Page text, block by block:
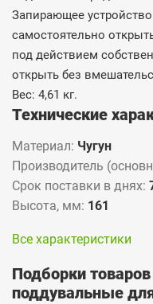
Запирающее
самостоятельно
под действием
открыть без
Вес: 4,61 кг.
Технические
Материал: Чугун
Производитель
Срок поставки в днях:
Высота, мм: 161
Все характеристики
Подборки
поддувальные